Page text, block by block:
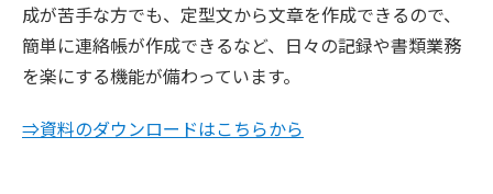
成が苦手な方でも、定型文から文章を作成できるので、
簡単に連絡帳が作成できるなど、日々の記録や書類業務
を楽にする機能が備わっています。
⇒資料のダウンロードはこちらから